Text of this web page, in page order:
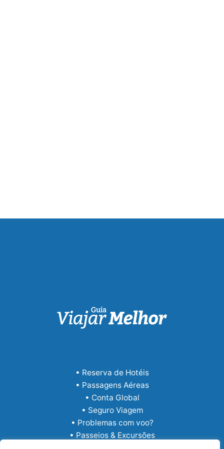
• Reserva de Hotéis
• Passagens Aéreas
• Conta Global
• Seguro Viagem
• Problemas com voo?
• Passeios & Excursões